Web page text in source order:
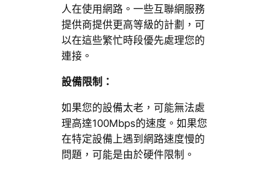
人在使用網路。一些互聯網服務
提供商提供更高等級的計劃，可
以在這些繁忙時段優先處理您的
連接。
設備限制：
如果您的設備太老，可能無法處
理高達100Mbps的速度。如果您
在特定設備上遇到網路速度慢的
問題，可能是由於硬件限制。